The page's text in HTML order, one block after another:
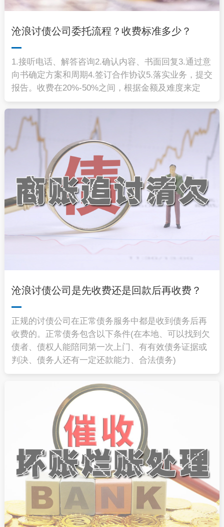
沧浪讨债公司委托流程？收费标准多少？
1.接听电话、解答咨询2.确认内容、书面回复3.通过意
向书确定方案和周期4.签订合作协议5.落实业务，提交
报告。收费在20%-50%之间，根据金额及难度来定
沧浪讨债公司是先收费还是回款后再收费？
正规的讨债公司在正常债务服务中都是收到债务后再
收费的。正常债务包含以下条件(在本地、可以找到欠
债者、债权人能陪同第一次上门、有有效债务证据或
判决、债务人还有一定还款能力、合法债务)